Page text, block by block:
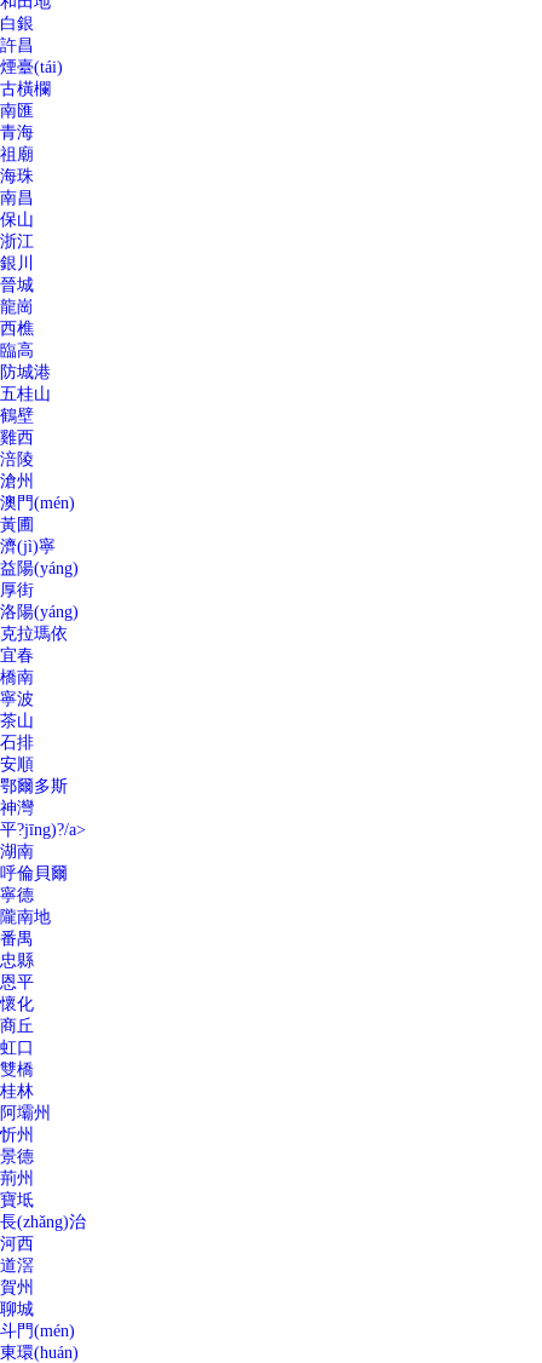
白銀
許昌
煙臺(tái)
古橫欄
南匯
青海
祖廟
海珠
南昌
保山
浙江
銀川
晉城
龍崗
西樵
臨高
防城港
五桂山
鶴壁
雞西
涪陵
滄州
澳門(mén)
黃圃
濟(jì)寧
益陽(yáng)
厚街
洛陽(yáng)
克拉瑪依
宜春
橋南
寧波
茶山
石排
安順
鄂爾多斯
神灣
平?jīng)?/a>
湖南
呼倫貝爾
寧德
隴南地
番禺
忠縣
恩平
懷化
商丘
虹口
雙橋
桂林
阿壩州
忻州
景德
荊州
寶坻
長(zhǎng)治
河西
道滘
賀州
聊城
斗門(mén)
東環(huán)